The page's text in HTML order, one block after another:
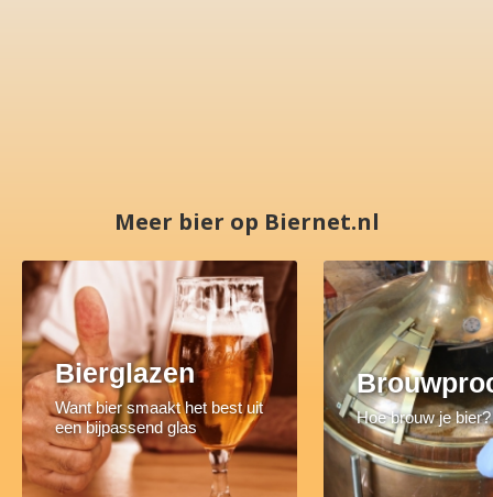
Meer bier op Biernet.nl
Bierglazen
Want bier smaakt het best uit
een bijpassend glas
Hoe brouw je bier?